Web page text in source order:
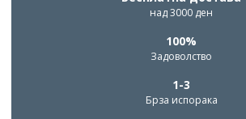
над 3000 ден
100%
Задоволство
1-3
Брза испорака